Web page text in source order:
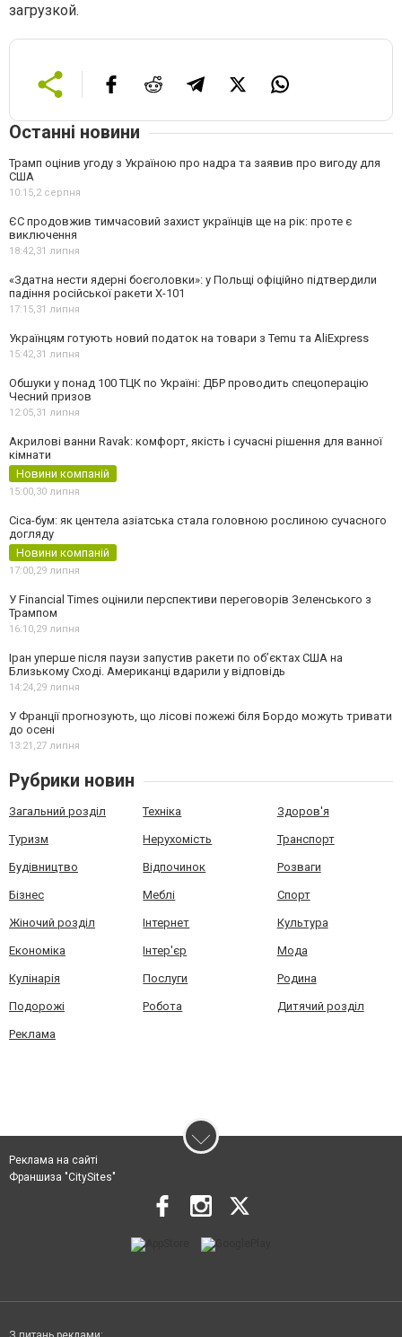
загрузкой.
Останні новини
Трамп оцінив угоду з Україною про надра та заявив про вигоду для
США
10:15,2 серпня
ЄС продовжив тимчасовий захист українців ще на рік: проте є
виключення
18:42,31 липня
«Здатна нести ядерні боєголовки»: у Польщі офіційно підтвердили
падіння російської ракети Х-101
17:15,31 липня
Українцям готують новий податок на товари з Temu та AliExpress
15:42,31 липня
Обшуки у понад 100 ТЦК по Україні: ДБР проводить спецоперацію
Чесний призов
12:05,31 липня
Акрилові ванни Ravak: комфорт, якість і сучасні рішення для ванної
кімнати
Новини компаній
15:00,30 липня
Cica-бум: як центела азіатська стала головною рослиною сучасного
догляду
Новини компаній
17:00,29 липня
У Financial Times оцінили перспективи переговорів Зеленського з
Трампом
16:10,29 липня
Іран уперше після паузи запустив ракети по обʼєктах США на
Близькому Сході. Американці вдарили у відповідь
14:24,29 липня
У Франції прогнозують, що лісові пожежі біля Бордо можуть тривати
до осені
13:21,27 липня
Рубрики новин
Загальний розділ Техніка Здоров'я
Туризм Нерухомість Транспорт
Будівництво Відпочинок Розваги
Бізнес Меблі Спорт
Жіночий розділ Інтернет Культура
Економіка Інтер'єр Мода
Кулінарія Послуги Родина
Подорожі Робота Дитячий розділ
Реклама
Реклама на сайті
Франшиза "CitySites"